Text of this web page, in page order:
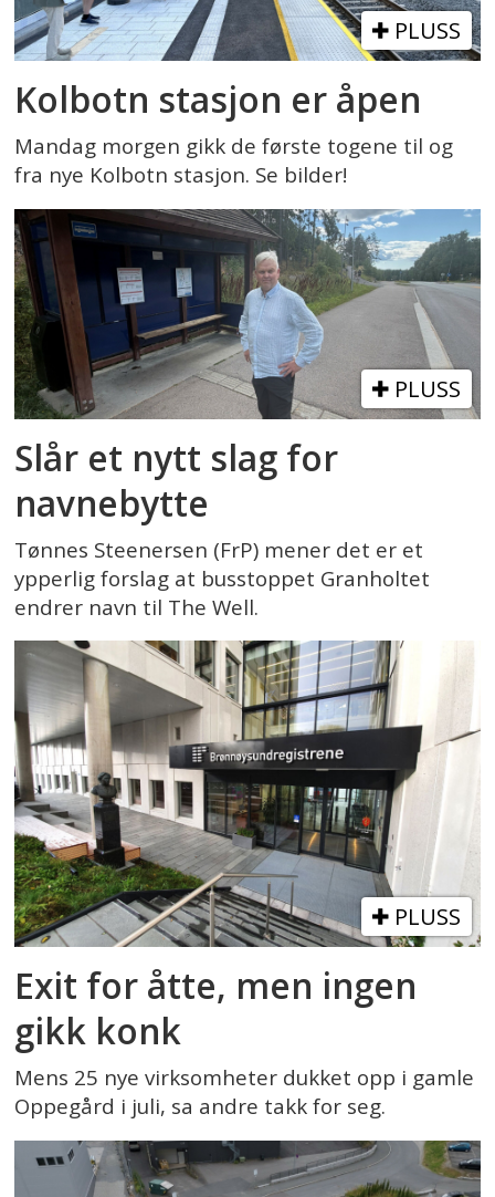
PLUSS
Kolbotn stasjon er åpen
Mandag morgen gikk de første togene til og
fra nye Kolbotn stasjon. Se bilder!
PLUSS
Slår et nytt slag for
navnebytte
Tønnes Steenersen (FrP) mener det er et
ypperlig forslag at busstoppet Granholtet
endrer navn til The Well.
PLUSS
Exit for åtte, men ingen
gikk konk
Mens 25 nye virksomheter dukket opp i gamle
Oppegård i juli, sa andre takk for seg.